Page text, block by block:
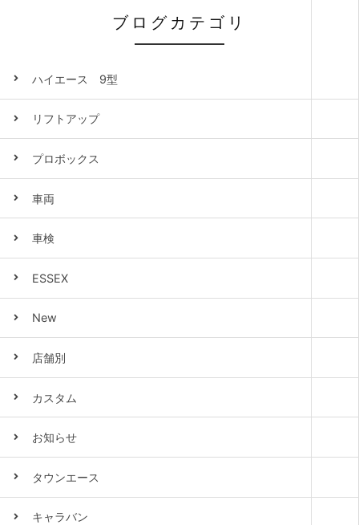
ブログカテゴリ
ハイエース 9型
リフトアップ
プロボックス
車両
車検
ESSEX
New
店舗別
カスタム
お知らせ
タウンエース
キャラバン